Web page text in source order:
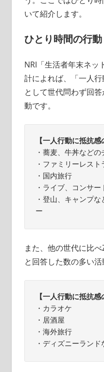
いて紹介します。
ひとり時間の行動
NRI「生活者年末ネッ
計によれば、「一人行
として世代問わず回
動です。
【一人行動に抵抗感
・蕎麦、牛丼などの
・ファミリーレスト
・国内旅行
・ライブ、コンサー
・登山、キャンプ
ー
また、他の世代に比
と回答した数の多い活
【一人行動に抵抗
・カラオケ
・居酒屋
・海外旅行
・ディズニーラン